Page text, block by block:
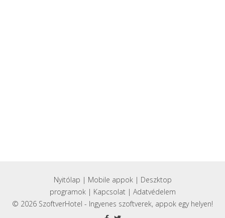
Nyitólap | Mobile appok| Deszktop
programok| Kapcsolat| Adatvédelem
© 2026 SzoftverHotel - Ingyenes szoftverek, appok egy helyen!